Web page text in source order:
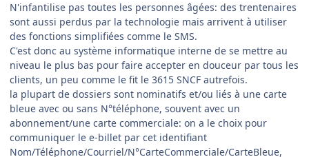
N'infantilise pas toutes les personnes âgées: des trentenaires
sont aussi perdus par la technologie mais arrivent à utiliser
des fonctions simplifiées comme le SMS.
C'est donc au système informatique interne de se mettre au
niveau le plus bas pour faire accepter en douceur par tous les
clients, un peu comme le fit le 3615 SNCF autrefois.
la plupart de dossiers sont nominatifs et/ou liés à une carte
bleue avec ou sans N°téléphone, souvent avec un
abonnement/une carte commerciale: on a le choix pour
communiquer le e-billet par cet identifiant
Nom/Téléphone/Courriel/N°CarteCommerciale/CarteBleue,